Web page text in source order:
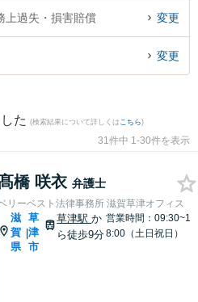
ルを今すぐに弁護士に相談したい』『業
近くの弁護士を検索したい』『初回相談
賀県内の弁護士に相談予約したい』など
上過失・損害賠償 変更
変更
た (検索結果について詳しくは こちら)
31件中 1-30件を表示
橋 咲衣 弁護士
リーベスト法律事務所 滋賀草津オフィス
滋
賀
県
|
草
津
市
草津駅か
ら徒歩9分
営業時間：09:30~1
8:00（土日祝日）